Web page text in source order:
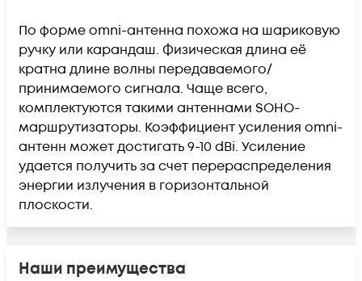
По форме omni-антенна похожа на шариковую
ручку или карандаш. Физическая длина её
кратна длине волны передаваемого/
принимаемого сигнала. Чаще всего,
комплектуются такими антеннами SOHO-
маршрутизаторы. Коэффициент усиления omni-
антенн может достигать 9-10 dBi. Усиление
удается получить за счет перераспределения
энергии излучения в горизонтальной
плоскости.
Наши преимущества